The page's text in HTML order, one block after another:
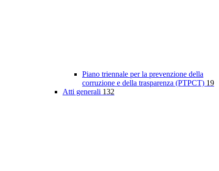
Piano triennale per la prevenzione della
corruzione e della trasparenza (PTPCT) 19
Atti generali 132